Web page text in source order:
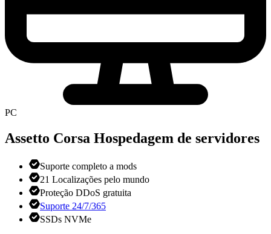
PC
Assetto Corsa Hospedagem de servidores
Suporte completo a mods
21 Localizações pelo mundo
Proteção DDoS gratuita
Suporte 24/7/365
SSDs NVMe